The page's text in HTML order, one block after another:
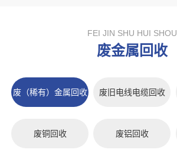
FEI JIN SHU HUI SHOU
废金属回收
废（稀有）金属回收 废旧电线电缆回收
废铜回收 废铝回收